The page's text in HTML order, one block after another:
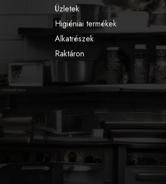
Üzletek
Higiéniai termékek
Alkatrészek
Raktáron